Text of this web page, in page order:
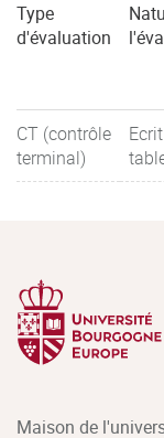
Type
d'évaluation
CT (contrôle
terminal)
Maison de